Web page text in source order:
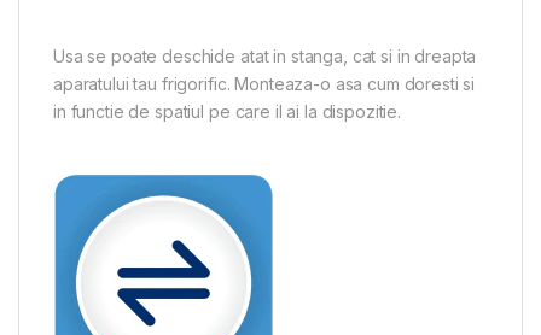
Usa se poate deschide atat in stanga, cat si in dreapta
aparatului tau frigorific. Monteaza-o asa cum doresti si
in functie de spatiul pe care il ai la dispozitie.